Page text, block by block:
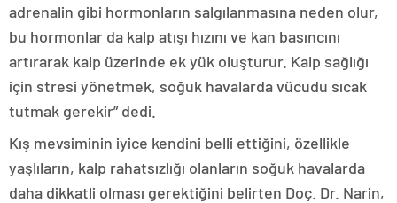
adrenalin gibi hormonların salgılanmasına neden olur,
bu hormonlar da kalp atışı hızını ve kan basıncını
artırarak kalp üzerinde ek yük oluşturur. Kalp sağlığı
için stresi yönetmek, soğuk havalarda vücudu sıcak
tutmak gerekir” dedi.
Kış mevsiminin iyice kendini belli ettiğini, özellikle
yaşlıların, kalp rahatsızlığı olanların soğuk havalarda
daha dikkatli olması gerektiğini belirten Doç. Dr. Narin,